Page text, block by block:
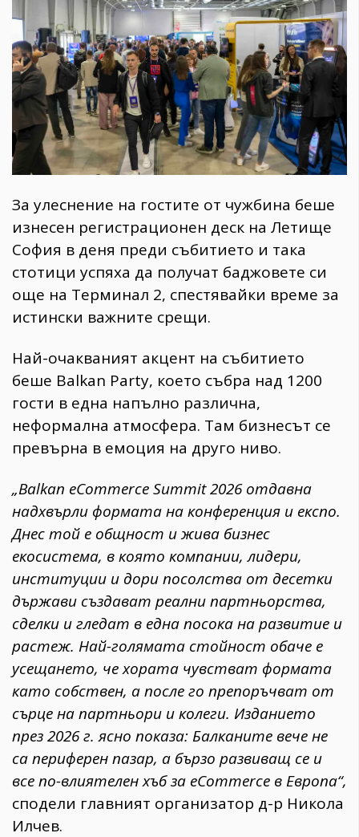
За улеснение на гостите от чужбина беше
изнесен регистрационен деск на Летище
София в деня преди събитието и така
стотици успяха да получат баджовете си
още на Терминал 2, спестявайки време за
истински важните срещи.
Най-очакваният акцент на събитието
беше Balkan Party, което събра над 1200
гости в една напълно различна,
неформална атмосфера. Там бизнесът се
превърна в емоция на друго ниво.
„Balkan eCommerce Summit 2026 отдавна
надхвърли формата на конференция и експо.
Днес той е общност и жива бизнес
екосистема, в която компании, лидери,
институции и дори посолства от десетки
държави създават реални партньорства,
сделки и гледат в една посока на развитие и
растеж. Най-голямата стойност обаче е
усещането, че хората чувстват формата
като собствен, а после го препоръчват от
сърце на партньори и колеги. Изданието
през 2026 г. ясно показа: Балканите вече не
са периферен пазар, а бързо развиващ се и
все по-влиятелен хъб за eCommerce в Европа“,
сподели главният организатор д-р Никола
Илчев.